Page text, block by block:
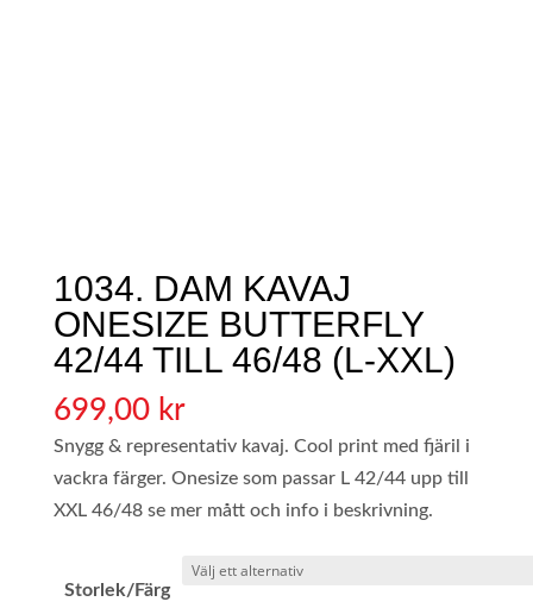
1034. DAM KAVAJ
ONESIZE BUTTERFLY
42/44 TILL 46/48 (L-XXL)
699,00 kr
Snygg & representativ kavaj. Cool print med fjäril i
vackra färger. Onesize som passar L 42/44 upp till
XXL 46/48 se mer mått och info i beskrivning.
Storlek/Färg